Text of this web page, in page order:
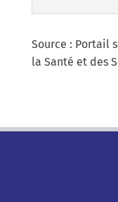
Source : Portail
la Santé et des